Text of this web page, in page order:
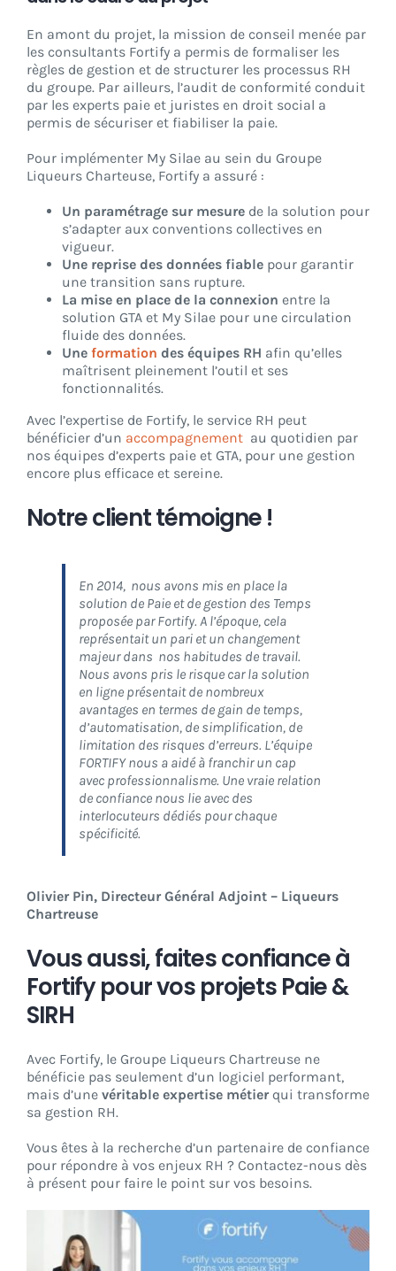
En amont du projet, la mission de conseil menée par
les consultants Fortify a permis de formaliser les
règles de gestion et de structurer les processus RH
du groupe. Par ailleurs, l’audit de conformité conduit
par les experts paie et juristes en droit social a
permis de sécuriser et fiabiliser la paie.
Pour implémenter My Silae au sein du Groupe
Liqueurs Charteuse, Fortify a assuré :
Un paramétrage sur mesure de la solution pour
s’adapter aux conventions collectives en
vigueur.
Une reprise des données fiable pour garantir
une transition sans rupture.
La mise en place de la connexion entre la
solution GTA et My Silae pour une circulation
fluide des données.
Une formation des équipes RH afin qu’elles
maîtrisent pleinement l’outil et ses
fonctionnalités.
Avec l’expertise de Fortify, le service RH peut
bénéficier d’un accompagnement au quotidien par
nos équipes d’experts paie et GTA, pour une gestion
encore plus efficace et sereine.
Notre client témoigne !
En 2014, nous avons mis en place la
solution de Paie et de gestion des Temps
proposée par Fortify. A l’époque, cela
représentait un pari et un changement
majeur dans nos habitudes de travail.
Nous avons pris le risque car la solution
en ligne présentait de nombreux
avantages en termes de gain de temps,
d’automatisation, de simplification, de
limitation des risques d’erreurs. L’équipe
FORTIFY nous a aidé à franchir un cap
avec professionnalisme. Une vraie relation
de confiance nous lie avec des
interlocuteurs dédiés pour chaque
spécificité.
Olivier Pin, Directeur Général Adjoint – Liqueurs
Chartreuse
Vous aussi, faites confiance à
Fortify pour vos projets Paie &
SIRH
Avec Fortify, le Groupe Liqueurs Chartreuse ne
bénéficie pas seulement d’un logiciel performant,
mais d’une véritable expertise métierqui transforme
sa gestion RH.
Vous êtes à la recherche d’un partenaire de confiance
pour répondre à vos enjeux RH ? Contactez-nous dès
à présent pour faire le point sur vos besoins.